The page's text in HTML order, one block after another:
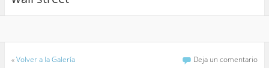
«Volver a la Galería Deja un comentario